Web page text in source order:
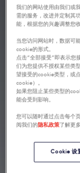
我们的网站使用由我们或
需的服务，改进并定制其
能，根据您的兴趣调整您
当您访问网站时，数据可
cookie的形式。
点击“全部接受”即表示您
们为您提供不授权某些类
望接受的cookie类型，或
cookie）。
如果您阻止某些类型的
能会受到影响。
您可以随时通过点击每个
阅我们的 隐私政策了解更
Cookie 设